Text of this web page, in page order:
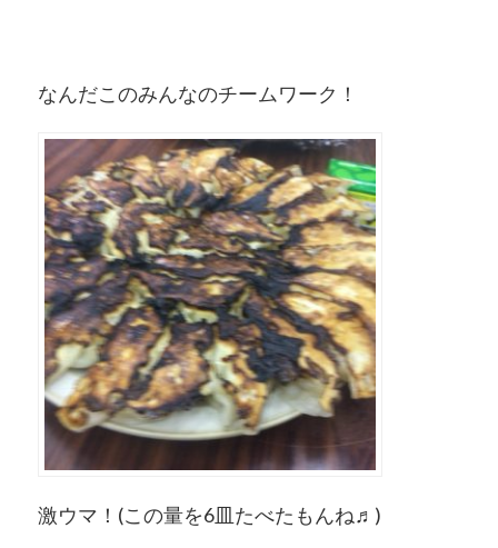
なんだこのみんなのチームワーク！
激ウマ！(この量を6皿たべたもんね♬)